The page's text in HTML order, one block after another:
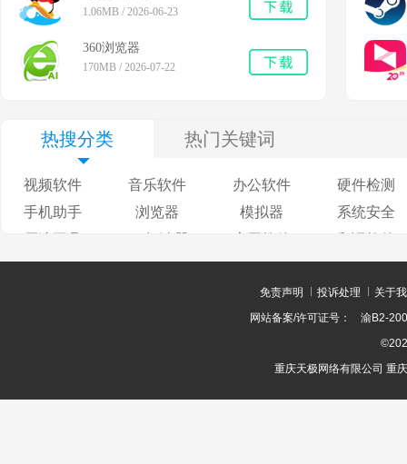
1.06MB / 2026-06-23
360浏览器
170MB / 2026-07-22
热搜分类 热门关键词
视频软件 音乐软件 办公软件
硬件检测
手机助手
浏览器 模拟器
系统安全
免责声明 投诉处理
关于
网站备案/许可证号：
渝B2-
重庆天极网络有限公司 重